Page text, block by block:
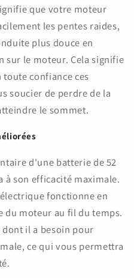
que votre moteur
les pentes raides,
plus douce en
sur le moteur. Cela signifie
confiance ces
soucier de perdre de la
le sommet.
d'une batterie de 52
son efficacité maximale.
fonctionne en
du moteur au fil du temps.
dont il a besoin pour
ce qui vous permettra